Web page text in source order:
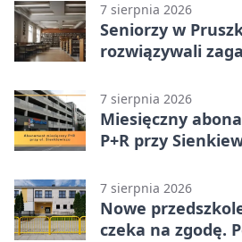
7 sierpnia 2026
Seniorzy w
rozwiązywali
7 sierpnia 2026
Miesięczny
P+R przy
7 sierpnia 2026
Nowe
czeka na zgodę.